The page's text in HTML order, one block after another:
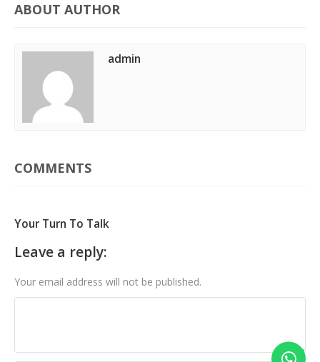
ABOUT AUTHOR
admin
COMMENTS
Your Turn To Talk
Leave a reply:
Your email address will not be published.